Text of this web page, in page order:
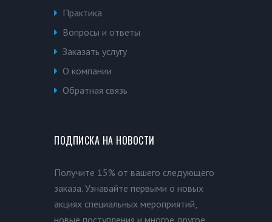
Практика
Вопросы и ответы
Заказать услугу
О компании
Обратная связь
ПОДПИСКА НА НОВОСТИ
Получите 15% от вашего следующего
заказа. Узнавайте первыми о новых
акциях специальных мероприятий,
новые поступления и многое другое.